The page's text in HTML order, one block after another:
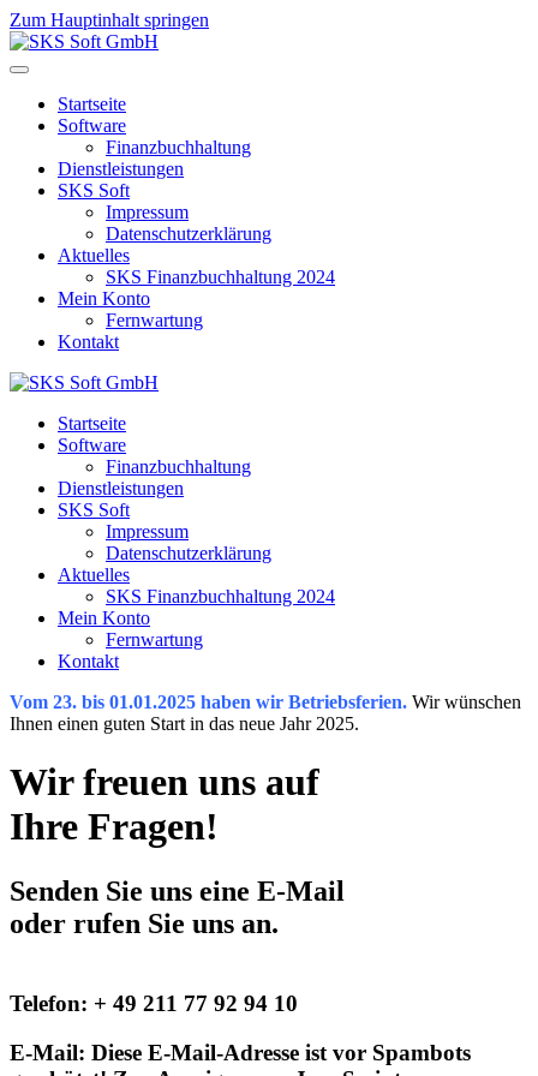
Zum Hauptinhalt springen
Startseite
Software
Finanzbuchhaltung
Dienstleistungen
SKS Soft
Impressum
Datenschutzerklärung
Aktuelles
SKS Finanzbuchhaltung 2024
Mein Konto
Fernwartung
Kontakt
Startseite
Software
Finanzbuchhaltung
Dienstleistungen
SKS Soft
Impressum
Datenschutzerklärung
Aktuelles
SKS Finanzbuchhaltung 2024
Mein Konto
Fernwartung
Kontakt
Vom 23. bis 01.01.2025 haben wir Betriebsferien. Wir wünschen
Ihnen einen guten Start in das neue Jahr 2025.
Wir freuen uns auf
Ihre Fragen!
Senden Sie uns eine E-Mail
oder rufen Sie uns an.
Telefon: + 49 211 77 92 94 10
E-Mail: Diese E-Mail-Adresse ist vor Spambots